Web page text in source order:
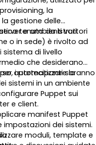
la
gestione delle
e ambienti vari.
tenuto da istruttori
o in sede) è rivolto ad
di livello
che desiderano
automatizzare la
sistemi in un ambiente
i partecipanti saranno
Puppet sui
e client.
manifest Puppet
impostazioni dei sistemi.
moduli, template e